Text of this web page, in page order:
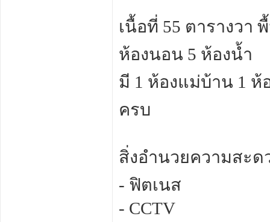
เนื้อที่ 55 ตารางวา
ห้องนอน 5 ห้องน้ำ
มี 1 ห้องแม่บ้าน 1 ห้
ครบ
สิ่งอำนวยความสะด
- ฟิตเนส
- CCTV